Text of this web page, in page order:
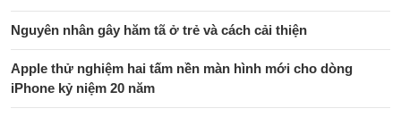
Nguyên nhân gây hăm tã ở trẻ và cách cải thiện
Apple thử nghiệm hai tấm nền màn hình mới cho dòng
iPhone kỷ niệm 20 năm